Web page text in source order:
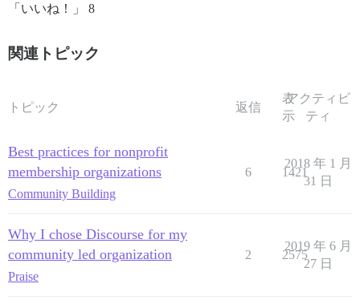
「いいね！」 8
関連トピック
トピック 返信
表
示
アクティビ
ティ
Best practices for nonprofit
membership organizations
Community Building
6 1421
2018 年 1 月
31 日
Why I chose Discourse for my
community led organization
Praise
2 2575
2019 年 6 月
27 日